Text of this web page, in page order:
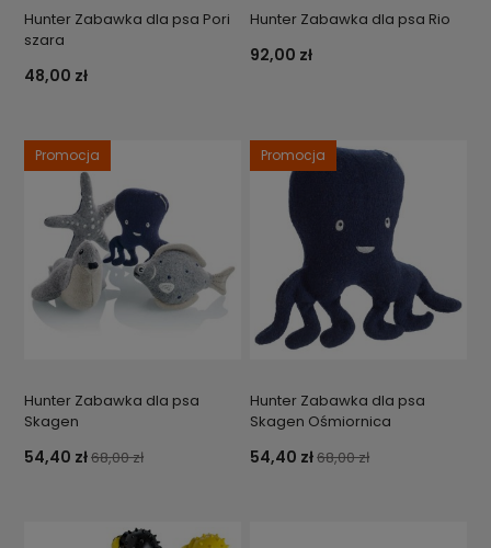
Hunter Zabawka dla psa Pori
szara
48,00 zł
Hunter Zabawka dla psa Rio
92,00 zł
Hunter Zabawka dla psa
Skagen
54,40 zł68,00 zł
Promocja
Hunter Zabawka dla psa
Skagen Ośmiornica
54,40 zł68,00 zł
Promocja